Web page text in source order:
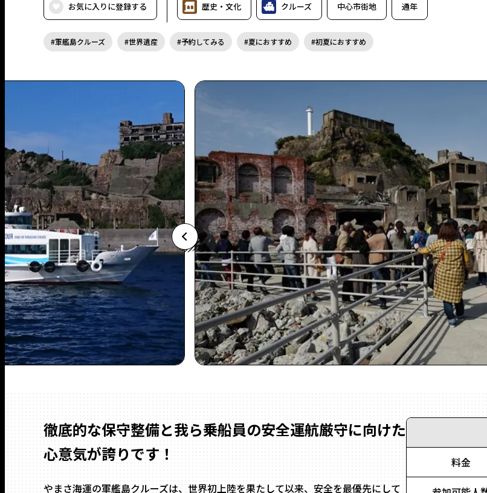
お気に入りに登録する 歴史・⽂化 クルーズ 中⼼市街地 通年
軍艦島クルーズ 世界遺産 予約してみる 夏におすすめ 初夏におすすめ
徹底的な保守整備と我ら乗船員の安全運航厳守に向けた
心意気が誇りです！
やまさ海運の軍艦島クルーズは、世界初上陸を果たして以来、安全を最優先にして
料金